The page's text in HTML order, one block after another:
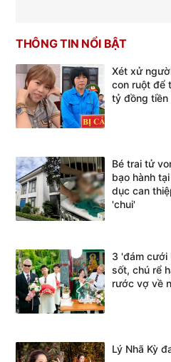
THÔNG TIN NỔI BẬT
Xét xử
con ruột để
tỷ đồng tiền
Bé trai tử
bạo hành
dục can
'chui'
3 'đám cưới
sốt, chú rể
rước vợ về
Lý Nhã Kỳ